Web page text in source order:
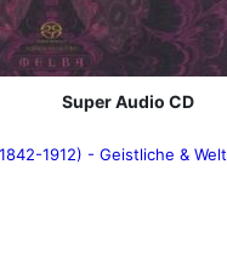
Super Audio CD
1912) - Geistliche &